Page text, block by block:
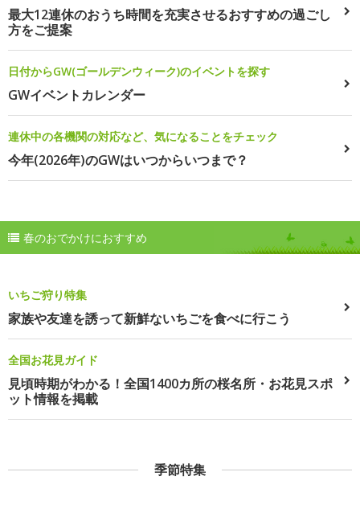
最大12連休のおうち時間を充実させるおすすめの過ごし
方をご提案
日付からGW(ゴールデンウィーク)のイベントを探す
GWイベントカレンダー
連休中の各機関の対応など、気になることをチェック
今年(2026年)のGWはいつからいつまで？
春のおでかけにおすすめ
いちご狩り特集
家族や友達を誘って新鮮ないちごを食べに行こう
全国お花見ガイド
見頃時期がわかる！全国1400カ所の桜名所・お花見スポ
ット情報を掲載
季節特集